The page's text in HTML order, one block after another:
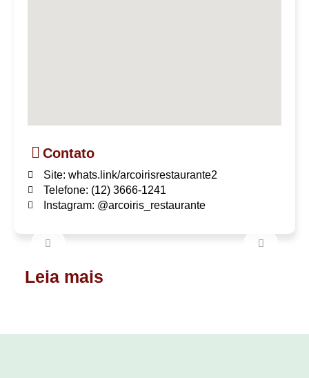
Contato
Site: whats.link/arcoirisrestaurante2
Telefone: (12) 3666-1241
Instagram: @arcoiris_restaurante
Leia mais